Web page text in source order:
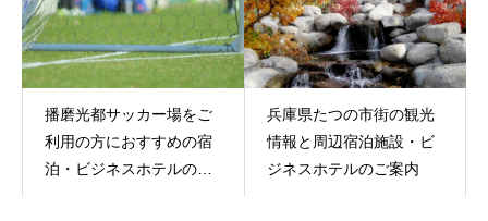
播磨光都サッカー場をご
利用の方におすすめの宿
泊・ビジネスホテルのご
兵庫県たつの市街の観光
情報と周辺宿泊施設・ビ
ジネスホテルのご案内